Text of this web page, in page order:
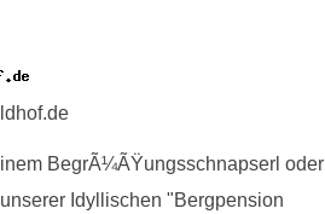
BegrÃ¼ÃŸungsschnapserl oder
Idyllischen "Bergpension